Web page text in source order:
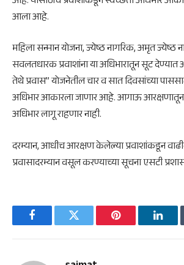
आला आहे.
महिला सन्मान योजना, ज्येष्ठ नागरिक, अमृत ज्येष्ठ
सवलतधारक प्रवाशांना या अधिभारातून सूट
तेथे प्रवास” योजनेतील चार व सात दिवसांच्या
अधिभार आकारला जाणार आहे. आगाऊ
अधिभार लागू राहणार नाही.
दरम्यान, आधीच आरक्षण केलेल्या प्रवाशांकडून
प्रवासादरम्यान वसूल करण्याच्या सूचना एसटी
FacebookTwitter Pinterest